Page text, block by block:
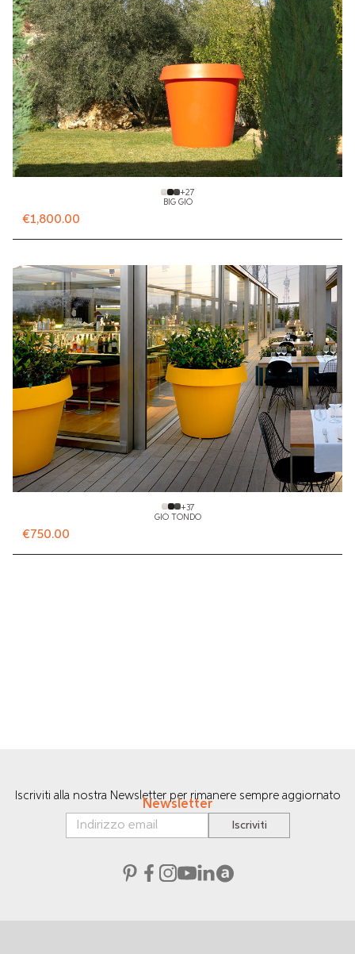
BIG GIÒ
€1,800.00
+27
GIÒ TONDO
€750.00
+37
Iscriviti alla nostra Newsletter per rimanere sempre aggiornato
Newsletter
Iscriviti